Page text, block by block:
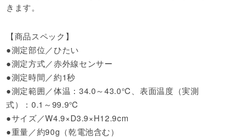
きます。
【商品スペック】
●測定部位／ひたい
●測定方式／赤外線センサー
●測定時間／約1秒
●測定範囲／体温：34.0～43.0℃、表面温度（実測
式）：0.1～99.9℃
●サイズ／W4.9×D3.9×H12.9cm
●重量／約90g（乾電池含む）